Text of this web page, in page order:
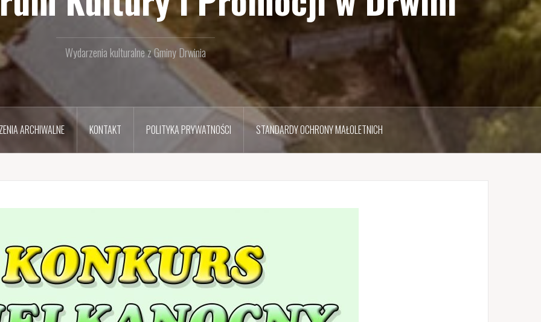
Wydarzenia kulturalne z Gminy Drwinia
ARCHIWALNE KONTAKT POLITYKA PRYWATNOŚCI STANDARDY OCHRONY MAŁOLETNICH